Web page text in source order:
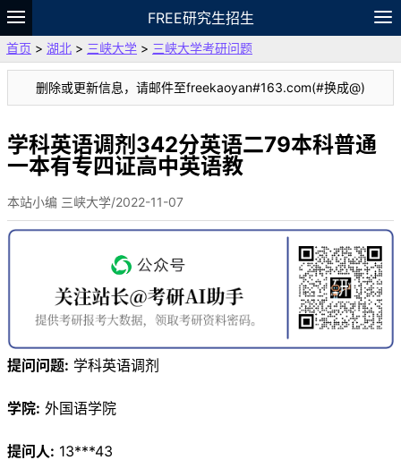
FREE研究生招生
题库
故事 专题 APP 笔记
VIP
资料
首页 > 湖北 > 三峡大学 > 三峡大学考研问题
删除或更新信息，请邮件至freekaoyan#163.com(#换成@)
学科英语调剂342分英语二79本科普通
一本有专四证高中英语教
本站小编 三峡大学/2022-11-07
提问问题: 学科英语调剂
学院: 外国语学院
提问人: 13***43